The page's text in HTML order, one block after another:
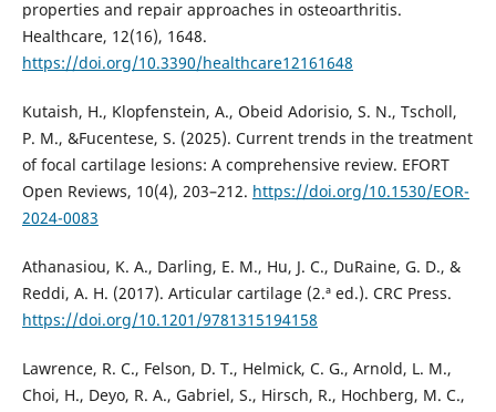
properties and repair approaches in osteoarthritis.
Healthcare, 12(16), 1648.
https://doi.org/10.3390/healthcare12161648
Kutaish, H., Klopfenstein, A., Obeid Adorisio, S. N., Tscholl,
P. M., &Fucentese, S. (2025). Current trends in the treatment
of focal cartilage lesions: A comprehensive review. EFORT
Open Reviews, 10(4), 203–212. https://doi.org/10.1530/EOR-
2024-0083
Athanasiou, K. A., Darling, E. M., Hu, J. C., DuRaine, G. D., &
Reddi, A. H. (2017). Articular cartilage (2.ª ed.). CRC Press.
https://doi.org/10.1201/9781315194158
Lawrence, R. C., Felson, D. T., Helmick, C. G., Arnold, L. M.,
Choi, H., Deyo, R. A., Gabriel, S., Hirsch, R., Hochberg, M. C.,